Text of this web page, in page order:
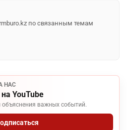
по связанным темам
НАС
YouTube
объяснения важных событий.